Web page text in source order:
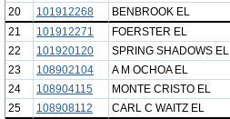
20
101912268
BENBROOK EL
21
101912271
FOERSTER EL
22
101920120
SPRING SHADOWS EL
23
108902104
A M OCHOA EL
24
108904115
MONTE CRISTO EL
25
108908112
CARL C WAITZ EL